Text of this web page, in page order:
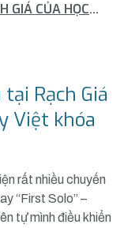
CHUYẾN BAY ĐƠN ĐẦU TIÊN TẠI RẠCH GIÁ CỦA HỌC VIÊN PHI CÔNG BAY VIỆT KHÓA PPL01
Rạch Giá
Việt khóa
rất nhiều chuyến
“First Solo” –
tự mình điều khiển